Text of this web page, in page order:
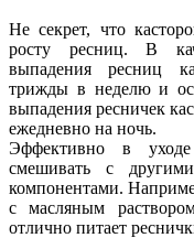
Не секрет, что
росту ресниц. В
выпадения ресниц
трижды в неделю и
выпадения ресничек
ежедневно на ночь.
Эффективно в
смешивать с
компонентами.
с масляным
отлично питает